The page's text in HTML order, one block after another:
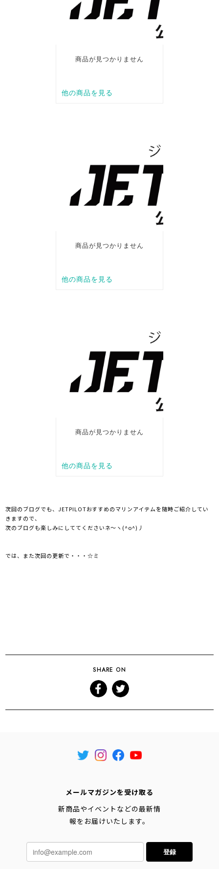
次回のブログでも、JETPILOTおすすめのマリンアイテムを随時ご紹介してい
きますので、
次のブログも楽しみにしててくださいネ～ヽ(^o^)丿
では、また次回の更新で・・・☆ミ
SHARE ON
メールマガジンを受け取る
新商品やイベントなどの最新情
報をお届けいたします。
登録